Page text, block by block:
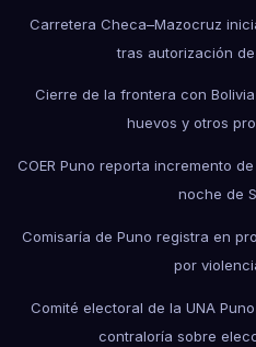
Carretera Checa–Mazocruz
tras autorización
Cierre de la frontera con
huevos y otros
COER Puno reporta incremento
noche de
Comisaría de Puno registra en
por
Comité electoral de la UNA
contraloría sobre